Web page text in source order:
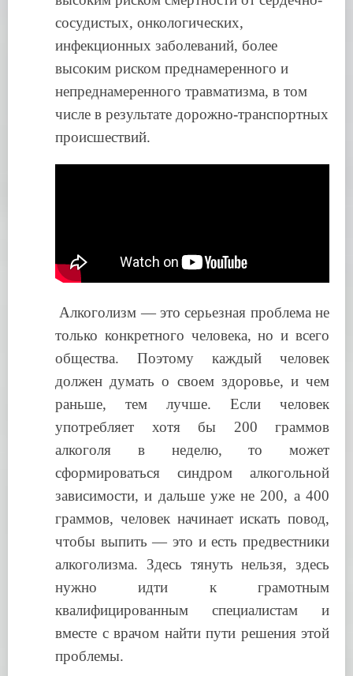
сосудистых, онкологических,
инфекционных заболеваний, более
высоким риском преднамеренного и
непреднамеренного травматизма, в том
числе в результате дорожно-транспортных
происшествий.
Алкоголизм — это серьезная проблема не
только конкретного человека, но и всего
общества. Поэтому каждый человек
должен думать о своем здоровье, и чем
раньше, тем лучше. Если человек
употребляет хотя бы 200 граммов
алкоголя в неделю, то может
сформироваться синдром алкогольной
зависимости, и дальше уже не 200, а 400
граммов, человек начинает искать повод,
чтобы выпить — это и есть предвестники
алкоголизма. Здесь тянуть нельзя, здесь
нужно идти к грамотным
квалифицированным специалистам и
вместе с врачом найти пути решения этой
проблемы.